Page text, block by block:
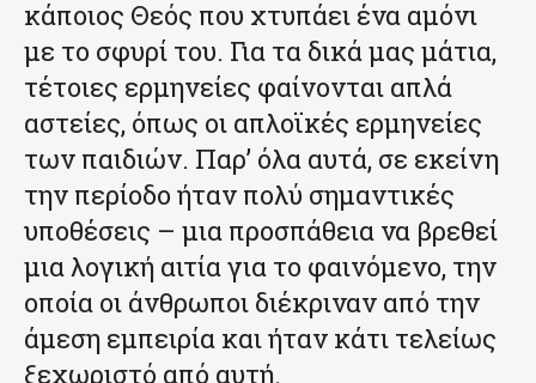
κάποιος Θεός που χτυπάει ένα αμόνι
με το σφυρί του. Για τα δικά μας μάτια,
τέτοιες ερμηνείες φαίνονται απλά
αστείες, όπως οι απλοϊκές ερμηνείες
των παιδιών. Παρ’ όλα αυτά, σε εκείνη
την περίοδο ήταν πολύ σημαντικές
υποθέσεις – μια προσπάθεια να βρεθεί
μια λογική αιτία για το φαινόμενο, την
οποία οι άνθρωποι διέκριναν από την
άμεση εμπειρία και ήταν κάτι τελείως
ξεχωριστό από αυτή.